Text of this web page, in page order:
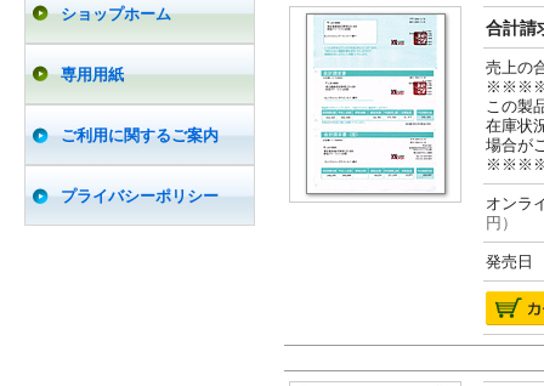
ショップホーム
専用用紙
ご利用に関するご案内
プライバシーポリシー
合計請
売上の
この製
在庫状
場合が
オン
円）
発売日